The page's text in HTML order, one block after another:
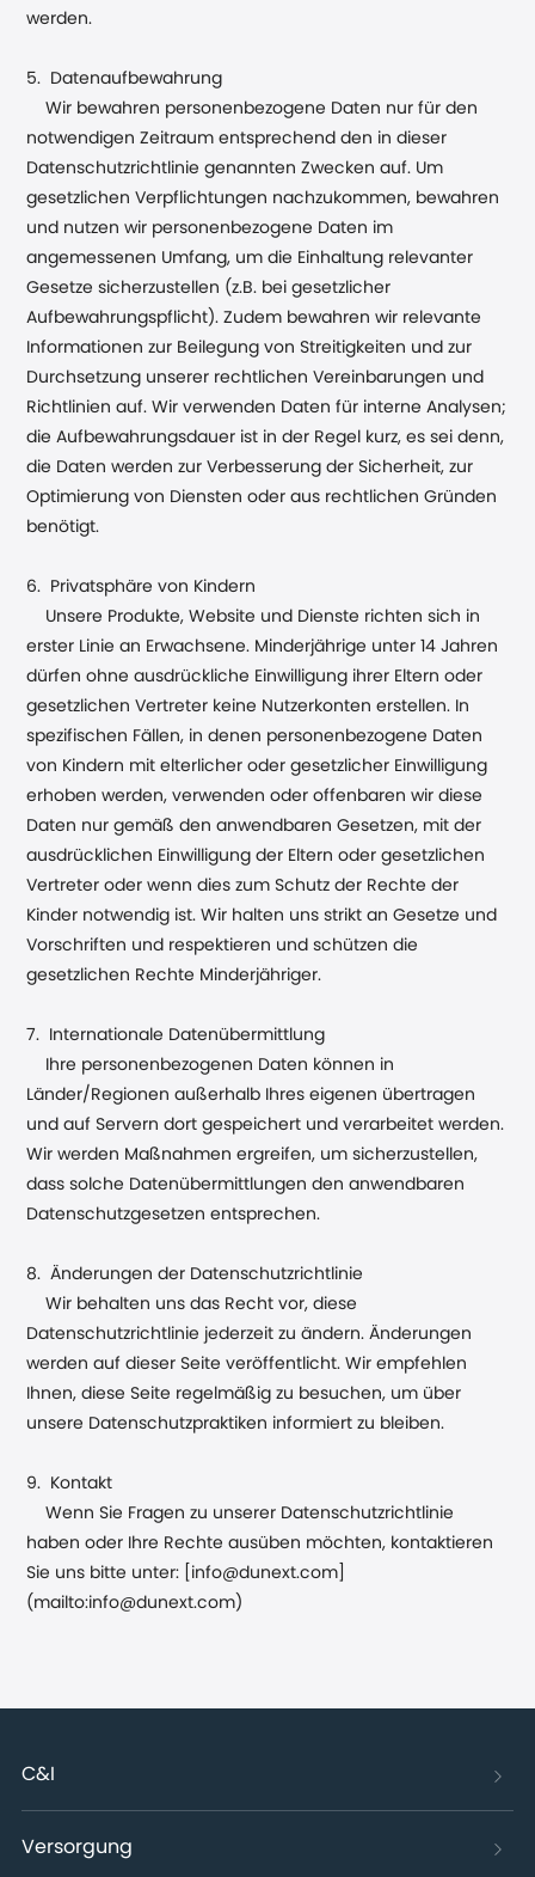
werden.
5. Datenaufbewahrung
Wir bewahren personenbezogene Daten nur für den
notwendigen Zeitraum entsprechend den in dieser
Datenschutzrichtlinie genannten Zwecken auf. Um
gesetzlichen Verpflichtungen nachzukommen, bewahren
und nutzen wir personenbezogene Daten im
angemessenen Umfang, um die Einhaltung relevanter
Gesetze sicherzustellen (z.B. bei gesetzlicher
Aufbewahrungspflicht). Zudem bewahren wir relevante
Informationen zur Beilegung von Streitigkeiten und zur
Durchsetzung unserer rechtlichen Vereinbarungen und
Richtlinien auf. Wir verwenden Daten für interne Analysen;
die Aufbewahrungsdauer ist in der Regel kurz, es sei denn,
die Daten werden zur Verbesserung der Sicherheit, zur
Optimierung von Diensten oder aus rechtlichen Gründen
benötigt.
6. Privatsphäre von Kindern
Unsere Produkte, Website und Dienste richten sich in
erster Linie an Erwachsene. Minderjährige unter 14 Jahren
dürfen ohne ausdrückliche Einwilligung ihrer Eltern oder
gesetzlichen Vertreter keine Nutzerkonten erstellen. In
spezifischen Fällen, in denen personenbezogene Daten
von Kindern mit elterlicher oder gesetzlicher Einwilligung
erhoben werden, verwenden oder offenbaren wir diese
Daten nur gemäß den anwendbaren Gesetzen, mit der
ausdrücklichen Einwilligung der Eltern oder gesetzlichen
Vertreter oder wenn dies zum Schutz der Rechte der
Kinder notwendig ist. Wir halten uns strikt an Gesetze und
Vorschriften und respektieren und schützen die
gesetzlichen Rechte Minderjähriger.
7. Internationale Datenübermittlung
Ihre personenbezogenen Daten können in
Länder/Regionen außerhalb Ihres eigenen übertragen
und auf Servern dort gespeichert und verarbeitet werden.
Wir werden Maßnahmen ergreifen, um sicherzustellen,
dass solche Datenübermittlungen den anwendbaren
Datenschutzgesetzen entsprechen.
8. Änderungen der Datenschutzrichtlinie
Wir behalten uns das Recht vor, diese
Datenschutzrichtlinie jederzeit zu ändern. Änderungen
werden auf dieser Seite veröffentlicht. Wir empfehlen
Ihnen, diese Seite regelmäßig zu besuchen, um über
unsere Datenschutzpraktiken informiert zu bleiben.
9. Kontakt
Wenn Sie Fragen zu unserer Datenschutzrichtlinie
haben oder Ihre Rechte ausüben möchten, kontaktieren
Sie uns bitte unter: [info@dunext.com]
(mailto:info@dunext.com)
C&I
Versorgung